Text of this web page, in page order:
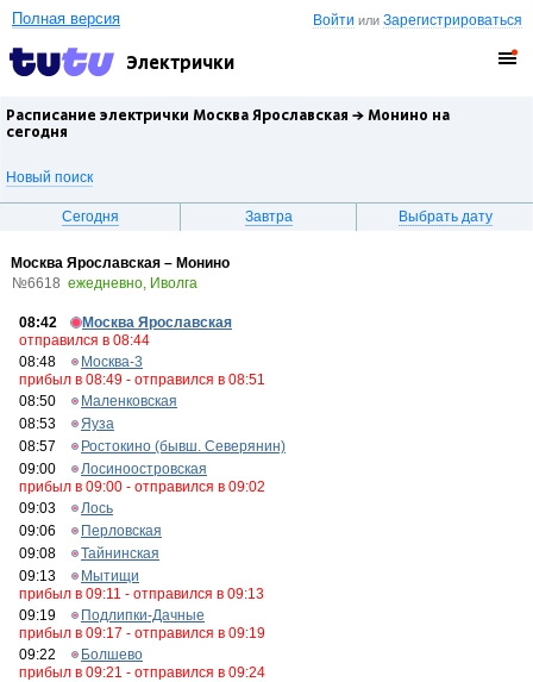
Войти илиЗарегистрироваться
Полная версия
Электрички
Расписание электрички Москва Ярославская → Монино на
сегодня
Новый поиск
Сегодня Завтра Выбрать дату
Москва Ярославская – Монино
№6618 ежедневно, Иволга
08:42
Москва Ярославская
отправился в 08:44
08:48
Москва-3
прибыл в 08:49 - отправился в 08:51
08:50
Маленковская
08:53
Яуза
08:57
Ростокино (бывш. Северянин)
09:00
Лосиноостровская
прибыл в 09:00 - отправился в 09:02
09:03
Лось
09:06
Перловская
09:08
Тайнинская
09:13
Мытищи
прибыл в 09:11 - отправился в 09:13
09:19
Подлипки-Дачные
прибыл в 09:17 - отправился в 09:19
09:22
Болшево
прибыл в 09:21 - отправился в 09:24